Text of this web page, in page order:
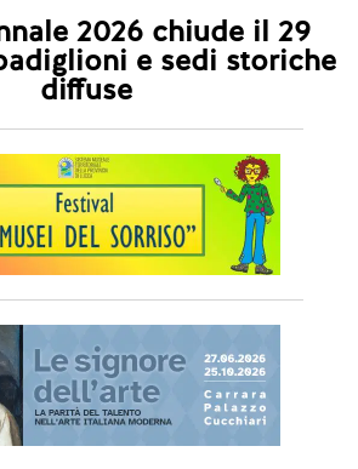
2026 chiude il 29
e sedi storiche
diffuse